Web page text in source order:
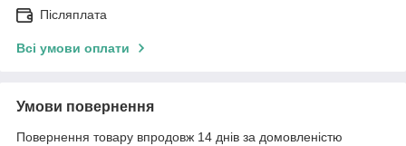
Післяплата
Всі умови оплати
Умови повернення
Повернення товару впродовж 14 днів за домовленістю